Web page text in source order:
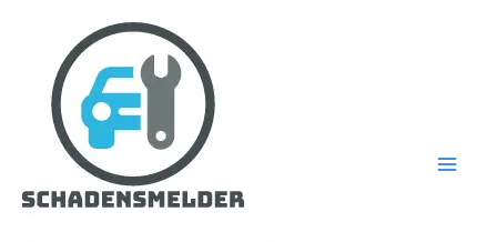
springen